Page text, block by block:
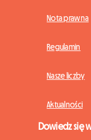
Nota prawna
Regulamin
Nasze liczby
Aktualności
Dowiedz się